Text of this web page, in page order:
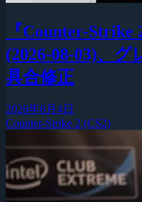
『Counter-
(2026-08-03)、
具合修正
2026年8月4日
Counter-Strike 2 (CS2)